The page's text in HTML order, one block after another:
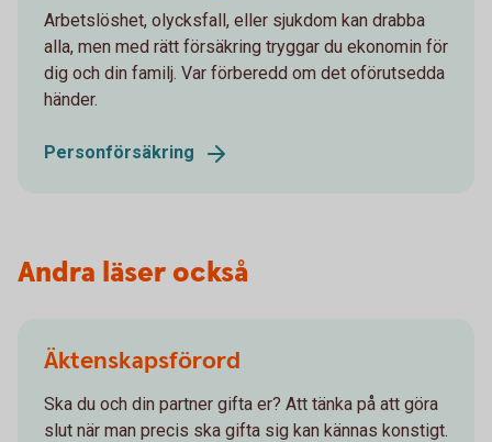
Arbetslöshet, olycksfall, eller sjukdom kan drabba
alla, men med rätt försäkring tryggar du ekonomin för
dig och din familj. Var förberedd om det oförutsedda
händer.
Personförsäkring
Andra läser också
Äktenskapsförord
Ska du och din partner gifta er? Att tänka på att göra
slut när man precis ska gifta sig kan kännas konstigt.